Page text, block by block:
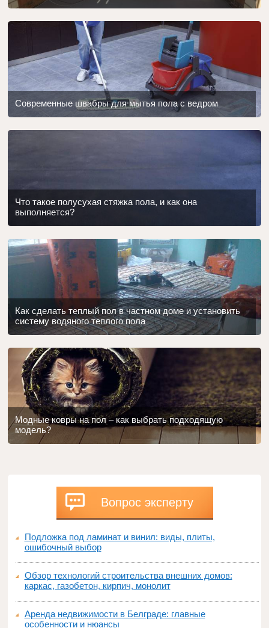
Современные швабры для мытья пола с ведром
Что такое полусухая стяжка пола, и как она
выполняется?
Как сделать теплый пол в частном доме и установить
систему водяного теплого пола
Модные ковры на пол – как выбрать подходящую
модель?
Вопрос эксперту
Подложка под ламинат и винил: виды, плиты,
ошибочный выбор
Обзор технологий строительства внешних домов:
каркас, газобетон, кирпич, монолит
Аренда недвижимости в Белграде: главные
особенности и нюансы